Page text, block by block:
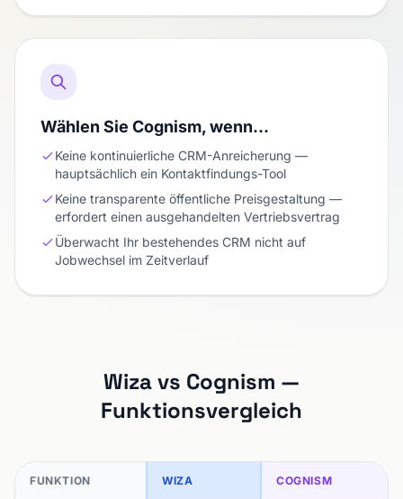
Wählen Sie Cognism, wenn…
Keine kontinuierliche CRM-Anreicherung —
hauptsächlich ein Kontaktfindungs-Tool
Keine transparente öffentliche Preisgestaltung —
erfordert einen ausgehandelten Vertriebsvertrag
Überwacht Ihr bestehendes CRM nicht auf
Jobwechsel im Zeitverlauf
Wiza vs Cognism —
Funktionsvergleich
FUNKTION WIZA COGNISM